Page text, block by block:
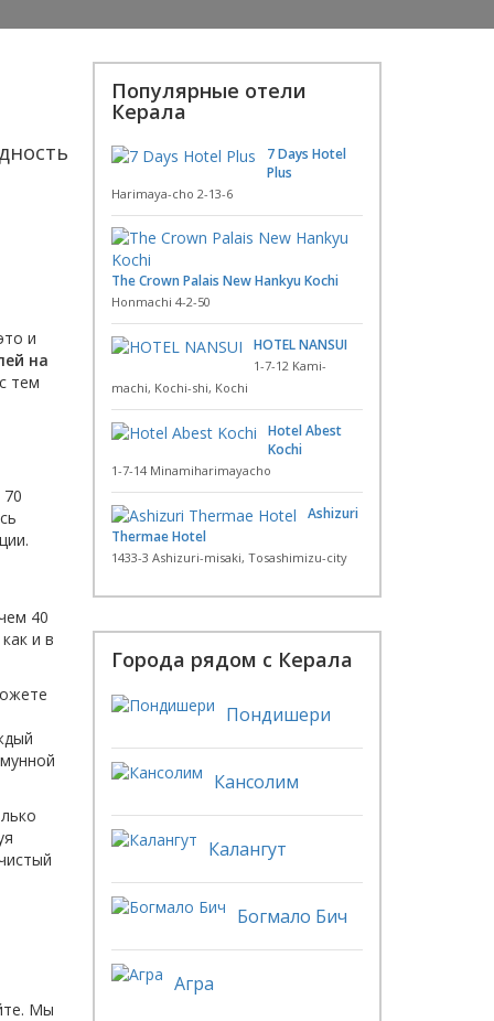
и
на
тем
40
и в
Мы
Популярные отели
Керала
7 Days Hotel
Plus
Harimaya-cho 2-13-6
The Crown Palais New Hankyu Kochi
Honmachi 4-2-50
HOTEL NANSUI
1-7-12 Kami-
machi, Kochi-shi, Kochi
Hotel Abest
Kochi
1-7-14 Minamiharimayacho
Ashizuri
Thermae Hotel
1433-3 Ashizuri-misaki, Tosashimizu-city
Города рядом с Керала
Пондишери
Кансолим
Калангут
Богмало Бич
Агра